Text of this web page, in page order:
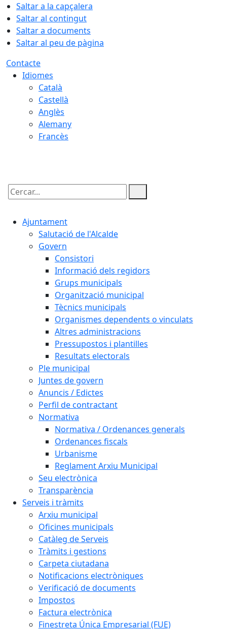
Saltar a la capçalera
Saltar al contingut
Saltar a documents
Saltar al peu de pàgina
Contacte
Idiomes
Català
Castellà
Anglès
Alemany
Francès
Cercar:
Ajuntament
Salutació de l'Alcalde
Govern
Consistori
Informació dels regidors
Grups municipals
Organització municipal
Tècnics municipals
Organismes dependents o vinculats
Altres administracions
Pressupostos i plantilles
Resultats electorals
Ple municipal
Juntes de govern
Anuncis / Edictes
Perfil de contractant
Normativa
Normativa / Ordenances generals
Ordenances fiscals
Urbanisme
Reglament Arxiu Municipal
Seu electrònica
Transparència
Serveis i tràmits
Arxiu municipal
Oficines municipals
Catàleg de Serveis
Tràmits i gestions
Carpeta ciutadana
Notificacions electròniques
Verificació de documents
Impostos
Factura electrònica
Finestreta Única Empresarial (FUE)